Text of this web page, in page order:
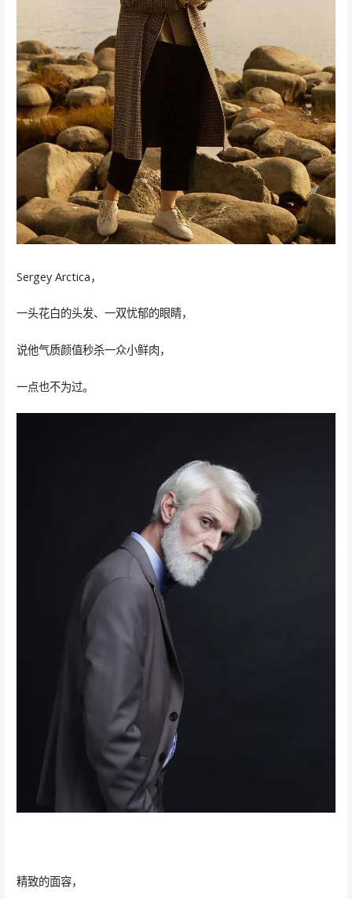
Sergey Arctica，
一头花白的头发、一双忧郁的眼睛，
说他气质颜值秒杀一众小鲜肉，
一点也不为过。
精致的面容，